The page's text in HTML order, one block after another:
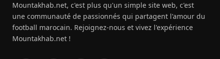
Mountakhab.net, c'est plus qu'un simple site web, c'est
une communauté de passionnés qui partagent l'amour du
football marocain. Rejoignez-nous et vivez l'expérience
Mountakhab.net !